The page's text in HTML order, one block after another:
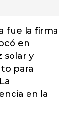
fue la firma
en
solar y
para
en la